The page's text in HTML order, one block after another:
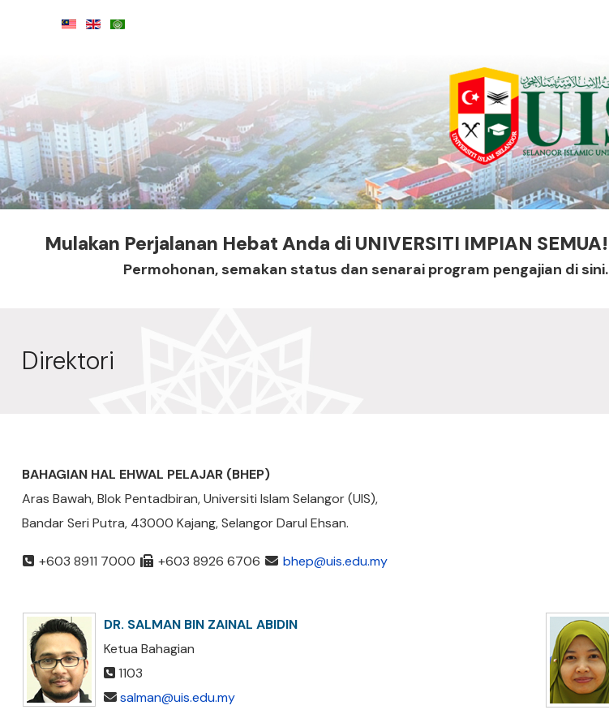
Mulakan Perjalanan Hebat Anda di UNIVERSITI IMPIAN SEMUA!
Permohonan, semakan status dan senarai program pengajian di sini.
Direktori
BAHAGIAN HAL EHWAL PELAJAR (BHEP)
Aras Bawah, Blok Pentadbiran, Universiti Islam Selangor (UIS),
Bandar Seri Putra, 43000 Kajang, Selangor Darul Ehsan.
+603 8911 7000 +603 8926 6706 bhep@uis.edu.my
DR. SALMAN BIN ZAINAL ABIDIN
Ketua Bahagian
1103
salman@uis.edu.my